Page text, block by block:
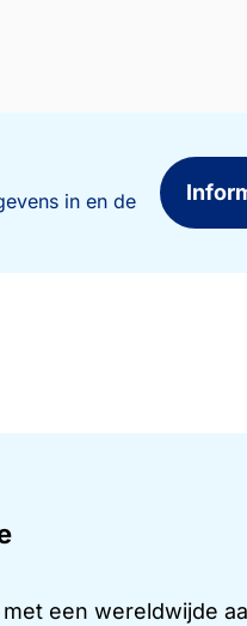
in en de
een wereldwijde